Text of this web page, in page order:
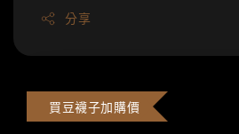
分享
買豆襪子加購價